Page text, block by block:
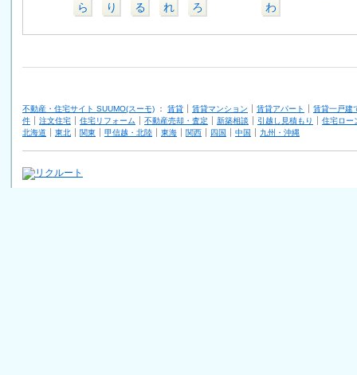
ら
り る れ ろ
わ
不動産・住宅サイト SUUMO(スーモ) ： 賃貸 賃貸マンション 賃貸アパート
賃貸一戸建
件
注文住宅 住宅リフォーム 不動産売却・査定 新築相談 引越し見積もり
住宅ロー
北海道
東北 関東 甲信越・北陸 東海 関西 四国 中国 九州・沖縄